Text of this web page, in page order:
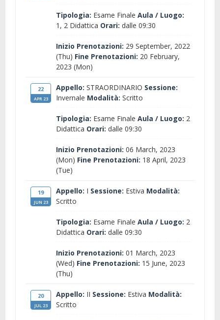
Tipologia: Esame Finale Aula / Luogo:
1, 2 Didattica Orari: dalle 09:30
Inizio Prenotazioni: 29 September, 2022
(Thu) Fine Prenotazioni: 20 February,
2023 (Mon)
22
APR 23
Appello: STRAORDINARIO Sessione:
Invernale Modalità: Scritto
Tipologia: Esame Finale Aula / Luogo: 2
Didattica Orari: dalle 09:30
Inizio Prenotazioni: 06 March, 2023
(Mon) Fine Prenotazioni: 18 April, 2023
(Tue)
19
JUN 23
Appello: I Sessione: Estiva Modalità:
Scritto
Tipologia: Esame Finale Aula / Luogo: 2
Didattica Orari: dalle 09:30
Inizio Prenotazioni: 01 March, 2023
(Wed) Fine Prenotazioni: 15 June, 2023
(Thu)
20
JUL 23
Appello: II Sessione: Estiva Modalità:
Scritto